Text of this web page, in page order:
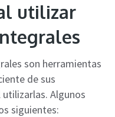
utilizar
son herramientas
de sus
Algunos
siguientes: